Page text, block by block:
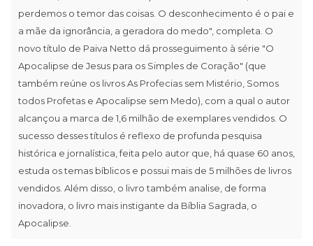
perdemos o temor das coisas. O desconhecimento é o pai e
a mãe da ignorância, a geradora do medo", completa. O
novo título de Paiva Netto dá prosseguimento à série "O
Apocalipse de Jesus para os Simples de Coração" (que
também reúne os livros As Profecias sem Mistério, Somos
todos Profetas e Apocalipse sem Medo), com a qual o autor
alcançou a marca de 1,6 milhão de exemplares vendidos. O
sucesso desses títulos é reflexo de profunda pesquisa
histórica e jornalística, feita pelo autor que, há quase 60 anos,
estuda os temas bíblicos e possui mais de 5 milhões de livros
vendidos. Além disso, o livro também analise, de forma
inovadora, o livro mais instigante da Bíblia Sagrada, o
Apocalipse.